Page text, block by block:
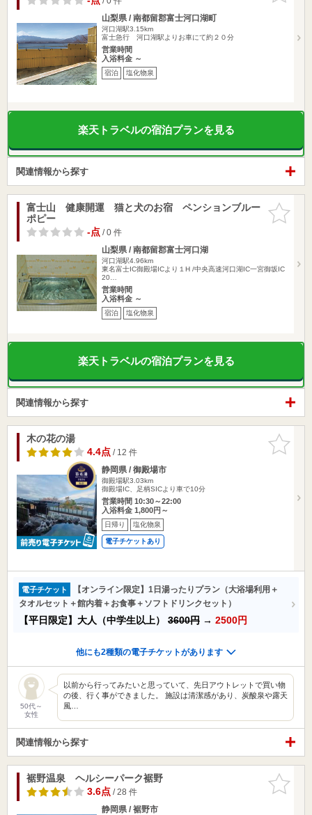
山梨県 / 南都留郡富士河口湖町
河口湖駅3.15km
富士急行 河口湖駅よりお車にて約２０分
営業時間
入浴料金 ～
宿泊 塩化物泉
楽天トラベルの宿泊プランを見る
関連情報から探す
お気に入
りに追加
富士山 健康開運 猫と犬のお宿 ペンションブルー
ポピー
-点/ 0 件
山梨県 / 南都留郡富士河口湖
河口湖駅4.96km
東名富士IC御殿場ICより１H /中央高速河口湖IC一宮御坂IC
20…
営業時間
入浴料金 ～
宿泊 塩化物泉
楽天トラベルの宿泊プランを見る
関連情報から探す
お気に入
りに追加
木の花の湯
4.4点/ 12 件
静岡県 / 御殿場市
御殿場駅3.03km
御殿場IC、足柄SICより車で10分
営業時間 10:30～22:00
入浴料金 1,800円～
日帰り 塩化物泉
電子チケットあり
電子チケット
【オンライン限定】1日湯ったりプラン（大浴場利用＋
タオルセット＋館内着＋お食事＋ソフトドリンクセット）
【平日限定】大人（中学生以上） 3600円 → 2500円
他にも2種類の電子チケットがあります
50代～
女性
以前から行ってみたいと思っていて、先日アウトレットで買い物
の後、行く事ができました。 施設は清潔感があり、炭酸泉や露天
風…
関連情報から探す
お気に入
りに追加
裾野温泉 ヘルシーパーク裾野
3.6点/ 28 件
静岡県 / 裾野市